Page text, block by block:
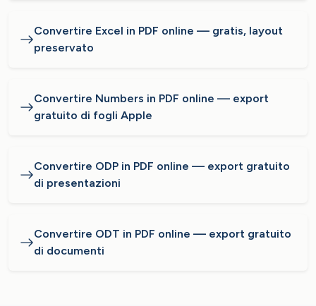
Convertire Excel in PDF online — gratis, layout
preservato
Convertire Numbers in PDF online — export
gratuito di fogli Apple
Convertire ODP in PDF online — export gratuito
di presentazioni
Convertire ODT in PDF online — export gratuito
di documenti